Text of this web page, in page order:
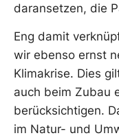
daransetzen, die
Eng damit
wir ebenso ernst
Klimakrise. Dies
auch beim Zubau
berücksichtigen.
im Natur- und